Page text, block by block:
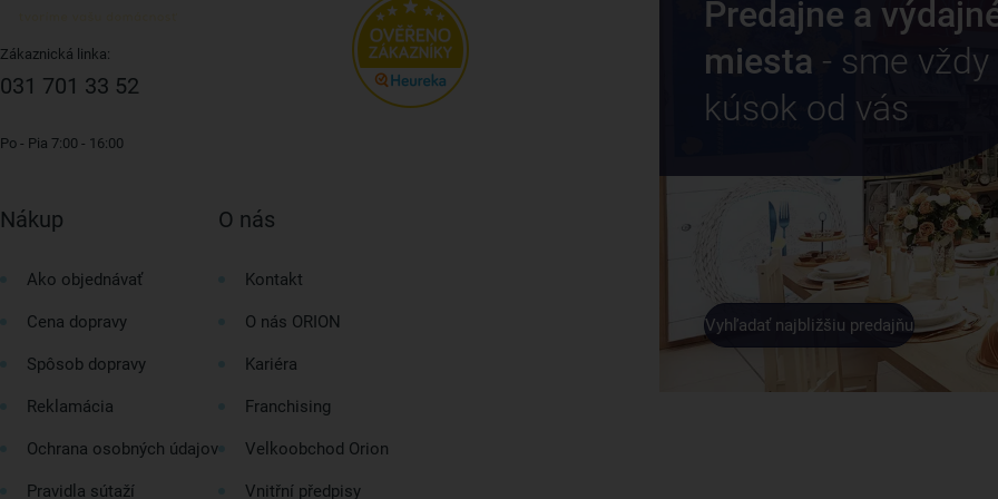
Predajne a
miesta - sme vždy
kúsok od vás
Vyhľadať najbližšiu predajňu
Zákaznická linka:
031 701 33 52
Po - Pia 7:00 - 16:00
Nákup
Ako objednávať
Cena dopravy
Spôsob dopravy
Reklamácia
Ochrana osobných údajov
Pravidla sútaží
O nás
Kontakt
O nás ORION
Kariéra
Franchising
Velkoobchod Orion
Vnitřní předpisy